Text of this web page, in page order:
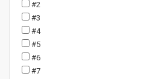
#2
#3
#4
#5
#6
#7